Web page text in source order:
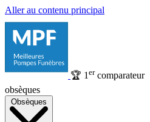
Aller au contenu principal
🏆 1 ercomparateur
obsèques
Obsèques